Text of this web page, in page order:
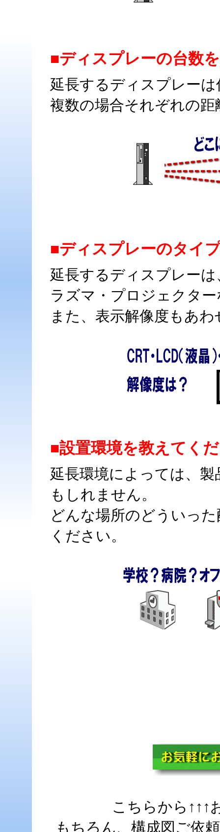
■ディスプレーの台数
延長するディスプレー
複数の場合それぞれの
■ディスプレーのタイ
延長するディスプレー
ラズマ・プロジェクタ
また、表示解像度もあ
■設置環境を教えてく
延長環境によっては、
もしれません。
どんな場所のどういっ
ください。
こちらから↑↑↑
もちろん、構成図ご依